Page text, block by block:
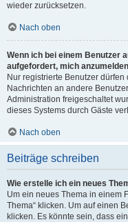
wieder zurücksetzen.
Nach oben
Wenn ich bei einem Benutzer
aufgefordert, mich
Nur registrierte Benutzer
Nachrichten an andere
Administration freigeschaltet
dieses Systems durch Gäste
Nach oben
Beiträge schreiben
Wie erstelle ich ein neues
Um ein neues Thema in einem
Thema“ klicken. Um auf einen
klicken. Es könnte sein, dass